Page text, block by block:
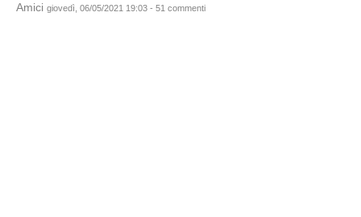
Amici giovedì, 06/05/2021 19:03 - 51 commenti